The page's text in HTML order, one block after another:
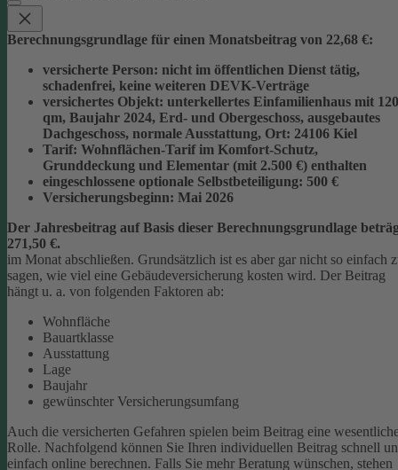
Berechnungsgrundlage für einen Monatsbeitrag von 22,68 €:
versicherte Person: nicht im öffentlichen Dienst tätig,
schadenfrei, keine weiteren DEVK-Verträge
versichertes Objekt: unterkellertes Einfamilienhaus mit 120
qm, Baujahr 2024, Erd- und Obergeschoss, ausgebautes
Dachgeschoss, normale Ausstattung, Ort: 24106 Kiel
Tarif: Wohnflächen-Tarif im Komfort-Schutz,
Grunddeckung und Elementar (mit 2.500 €) enthalten
eingeschlossene optionale Selbstbeteiligung: 500 €
Versicherungsbeginn: Mai 2026
Der Jahresbeitrag auf Basis dieser Berechnungsgrundlage
271,50 €.
im Monat abschließen. Grundsätzlich ist es aber gar nicht so einfach
sagen, wie viel eine Gebäudeversicherung kosten wird. Der Beitrag
hängt u. a. von folgenden Faktoren ab:
Wohnfläche
Bauartklasse
Ausstattung
Lage
Baujahr
gewünschter Versicherungsumfang
Auch die versicherten Gefahren spielen beim Beitrag eine
Rolle. Nachfolgend können Sie Ihren individuellen Beitrag schnell
einfach online berechnen. Falls Sie mehr Beratung wünschen, stehen